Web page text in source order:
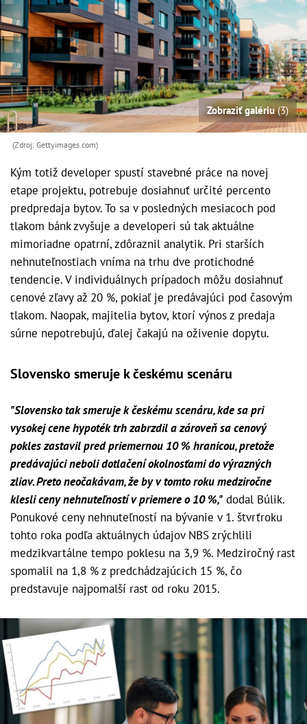
Zobraziť galériu(3)
(Zdroj: Gettyimages.com)
Kým totiž developer spustí stavebné práce na novej
etape projektu, potrebuje dosiahnuť určité percento
predpredaja bytov. To sa v posledných mesiacoch pod
tlakom bánk zvyšuje a developeri sú tak aktuálne
mimoriadne opatrní, zdôraznil analytik. Pri starších
nehnuteľnostiach vníma na trhu dve protichodné
tendencie. V individuálnych prípadoch môžu dosiahnuť
cenové zľavy až 20 %, pokiaľ je predávajúci pod časovým
tlakom. Naopak, majitelia bytov, ktorí výnos z predaja
súrne nepotrebujú, ďalej čakajú na oživenie dopytu.
Slovensko smeruje k českému scenáru
"Slovensko tak smeruje k českému scenáru, kde sa pri
vysokej cene hypoték trh zabrzdil a zároveň sa cenový
pokles zastavil pred priemernou 10 % hranicou, pretože
predávajúci neboli dotlačení okolnosťami do výrazných
zliav. Preto neočakávam, že by v tomto roku medziročne
klesli ceny nehnuteľností v priemere o 10 %," dodal Búlik.
Ponukové ceny nehnuteľností na bývanie v 1. štvrťroku
tohto roka podľa aktuálnych údajov NBS zrýchlili
medzikvartálne tempo poklesu na 3,9 %. Medziročný rast
spomalil na 1,8 % z predchádzajúcich 15 %, čo
predstavuje najpomalší rast od roku 2015.